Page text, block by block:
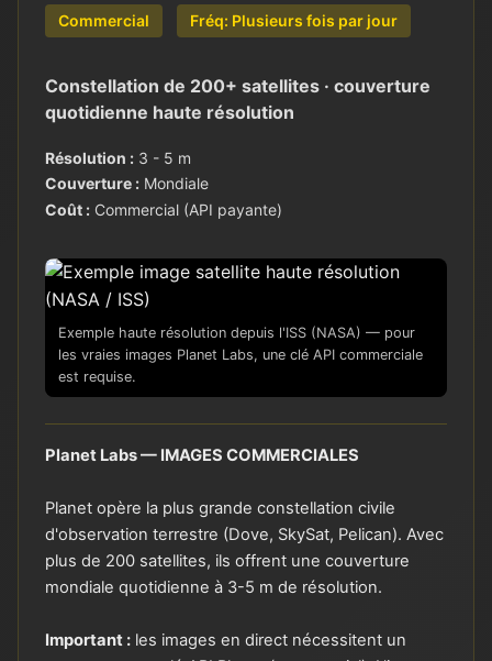
Commercial Fréq: Plusieurs fois par jour
Constellation de 200+ satellites · couverture
quotidienne haute résolution
Résolution : 3 - 5 m
Couverture : Mondiale
Coût : Commercial (API payante)
Exemple haute résolution depuis l'ISS (NASA) — pour
les vraies images Planet Labs, une clé API commerciale
est requise.
Planet Labs — IMAGES COMMERCIALES
Planet opère la plus grande constellation civile
d'observation terrestre (Dove, SkySat, Pelican). Avec
plus de 200 satellites, ils offrent une couverture
mondiale quotidienne à 3-5 m de résolution.
Important : les images en direct nécessitent un